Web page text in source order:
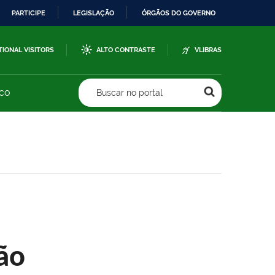
PARTICIPE LEGISLAÇÃO ÓRGÃOS DO GOVERNO
VISITORS ALTO CONTRASTE VLIBRAS
Buscar no portal